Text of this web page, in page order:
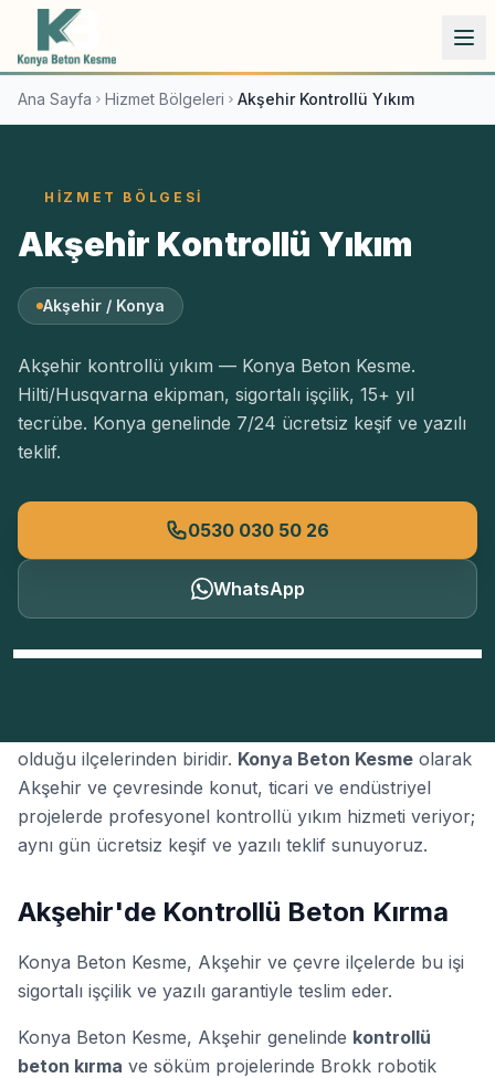
İçeriğe atla
Ana Sayfa Hizmet Bölgeleri Akşehir Kontrollü Yıkım
HIZMET BÖLGESI
Akşehir Kontrollü Yıkım
Akşehir / Konya
Akşehir kontrollü yıkım — Konya Beton Kesme.
Hilti/Husqvarna ekipman, sigortalı işçilik, 15+ yıl
tecrübe. Konya genelinde 7/24 ücretsiz keşif ve yazılı
teklif.
0530 030 50 26
WhatsApp
olduğu ilçelerinden biridir. Konya Beton Kesme olarak
Akşehir ve çevresinde konut, ticari ve endüstriyel
projelerde profesyonel kontrollü yıkım hizmeti veriyor;
aynı gün ücretsiz keşif ve yazılı teklif sunuyoruz.
Akşehir'de Kontrollü Beton Kırma
Konya Beton Kesme, Akşehir ve çevre ilçelerde bu işi
sigortalı işçilik ve yazılı garantiyle teslim eder.
Konya Beton Kesme, Akşehir genelinde kontrollü
beton kırma ve söküm projelerinde Brokk robotik